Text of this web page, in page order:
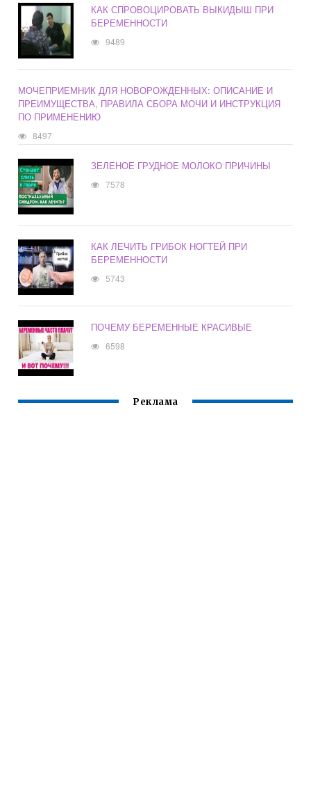
КАК СПРОВОЦИРОВАТЬ ВЫКИДЫШ ПРИ
БЕРЕМЕННОСТИ
9489
МОЧЕПРИЕМНИК ДЛЯ НОВОРОЖДЕННЫХ: ОПИСАНИЕ И
ПРЕИМУЩЕСТВА, ПРАВИЛА СБОРА МОЧИ И ИНСТРУКЦИЯ
ПО ПРИМЕНЕНИЮ
8497
ЗЕЛЕНОЕ ГРУДНОЕ МОЛОКО ПРИЧИНЫ
7578
КАК ЛЕЧИТЬ ГРИБОК НОГТЕЙ ПРИ
БЕРЕМЕННОСТИ
5743
ПОЧЕМУ БЕРЕМЕННЫЕ КРАСИВЫЕ
6598
Реклама